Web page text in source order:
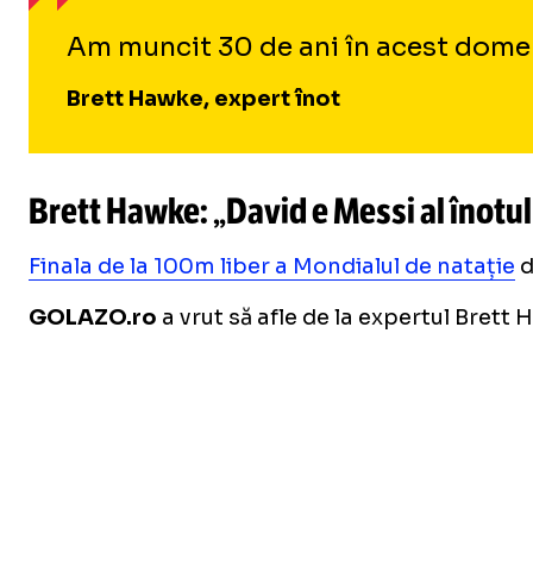
Am muncit 30 de ani în acest
Brett Hawke, expert înot
Brett Hawke: „David e Messi al
Finala de la 100m liber a Mondialul de natație
GOLAZO.ro a vrut să afle de la expertul Brett